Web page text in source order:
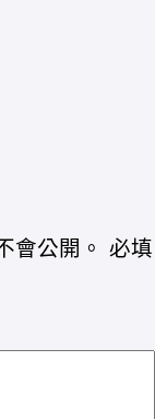
會公開。 必填